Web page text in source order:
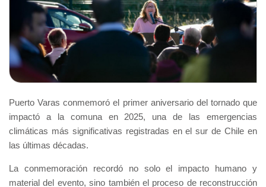
Puerto Varas conmemoró el primer aniversario del tornado que
impactó a la comuna en 2025, una de las emergencias
climáticas más significativas registradas en el sur de Chile en
las últimas décadas.
La conmemoración recordó no solo el impacto humano y
material del evento, sino también el proceso de reconstrucción